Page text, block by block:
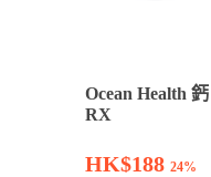
Ocean Health 鈣
RX
HK$188 24%